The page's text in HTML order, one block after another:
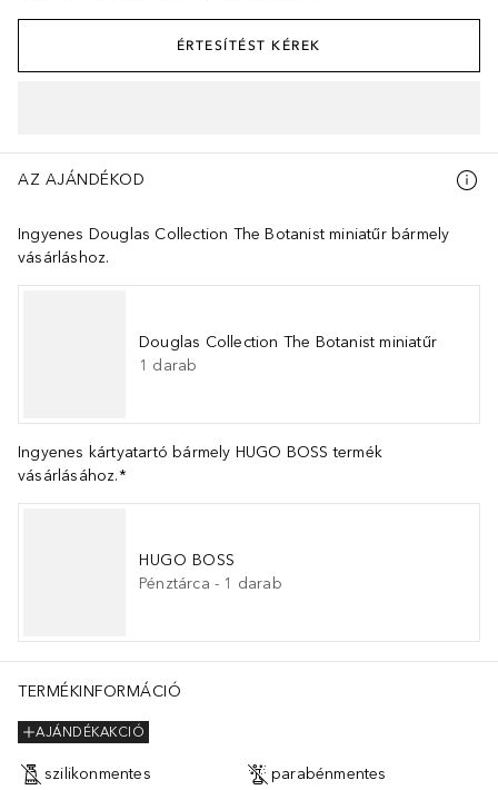
ÉRTESÍTÉST KÉREK
AZ AJÁNDÉKOD
Ingyenes Douglas Collection The Botanist miniatűr bármely
vásárláshoz.
Douglas Collection The Botanist miniatűr
1 darab
Ingyenes kártyatartó bármely HUGO BOSS termék
vásárlásához.*
HUGO BOSS
Pénztárca - 1 darab
TERMÉKINFORMÁCIÓ
AJÁNDÉKAKCIÓ
szilikonmentes parabénmentes